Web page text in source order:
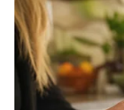
കടുത്ത
പുതിയ